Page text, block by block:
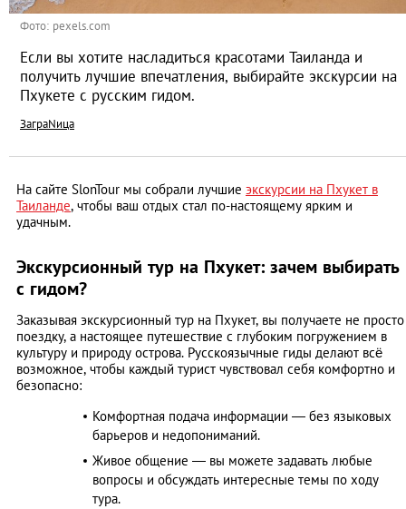
Фото: pexels.com
Если вы хотите насладиться красотами Таиланда и
получить лучшие впечатления, выбирайте экскурсии на
Пхукете с русским гидом.
ЗаграNица
На сайте SlonTour мы собрали лучшие экскурсии на Пхукет в
Таиланде, чтобы ваш отдых стал по-настоящему ярким и
удачным.
Экскурсионный тур на Пхукет: зачем выбирать
с гидом?
Заказывая экскурсионный тур на Пхукет, вы получаете не просто
поездку, а настоящее путешествие с глубоким погружением в
культуру и природу острова. Русскоязычные гиды делают всё
возможное, чтобы каждый турист чувствовал себя комфортно и
безопасно:
Комфортная подача информации — без языковых
барьеров и недопониманий.
Живое общение — вы можете задавать любые
вопросы и обсуждать интересные темы по ходу
тура.